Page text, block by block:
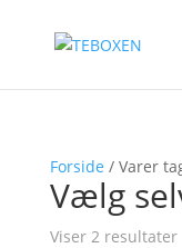
Forside / Varer
Vælg
Viser 2 resultater